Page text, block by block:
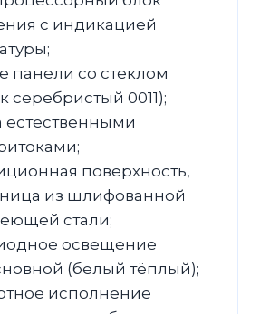
с индикацией
панели со стеклом
серебристый 0011);
естественными
поверхность,
из шлифованной
стали;
освещение
(белый тёплый);
исполнение